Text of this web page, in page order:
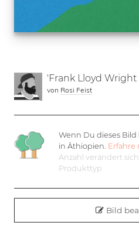
'Frank Lloyd
von Rosi Feist
Wenn Du dieses
in Äthiopien. Erfahre
Anzahl verändert
Produkttyp
Bild